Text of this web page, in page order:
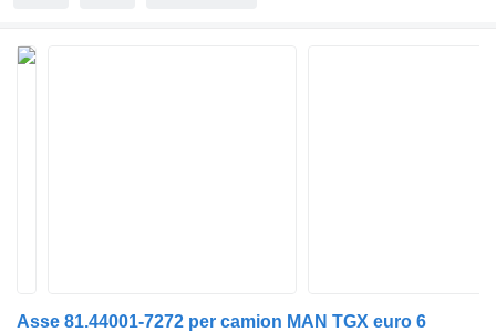
Asse 81.44001-7272 per camion MAN TGX euro 6